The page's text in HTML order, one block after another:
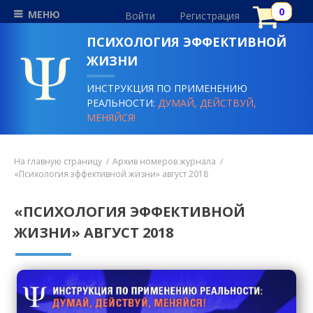
МЕНЮ Войти Регистрация
ПСИХОЛОГИЯ ЭФФЕКТИВНОЙ
ЖИЗНИ
ИНСТРУКЦИЯ ПО ПРИМЕНЕНИЮ
РЕАЛЬНОСТИ:ДУМАЙ, ДЕЙСТВУЙ,
МЕНЯЙСЯ!
На главную страницу
Архив номеров журнала
«Психология эффективной жизни» август 2018
«ПСИХОЛОГИЯ ЭФФЕКТИВНОЙ
ЖИЗНИ» АВГУСТ 2018